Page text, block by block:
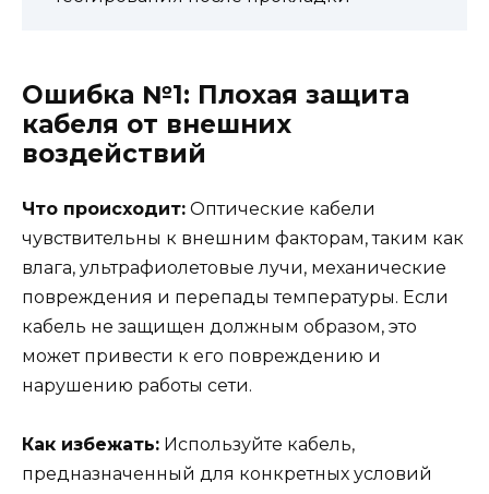
Ошибка №1: Плохая защита
кабеля от внешних
воздействий
Что происходит: Оптические кабели
чувствительны к внешним факторам, таким как
влага, ультрафиолетовые лучи, механические
повреждения и перепады температуры. Если
кабель не защищен должным образом, это
может привести к его повреждению и
нарушению работы сети.
Как избежать: Используйте кабель,
предназначенный для конкретных условий